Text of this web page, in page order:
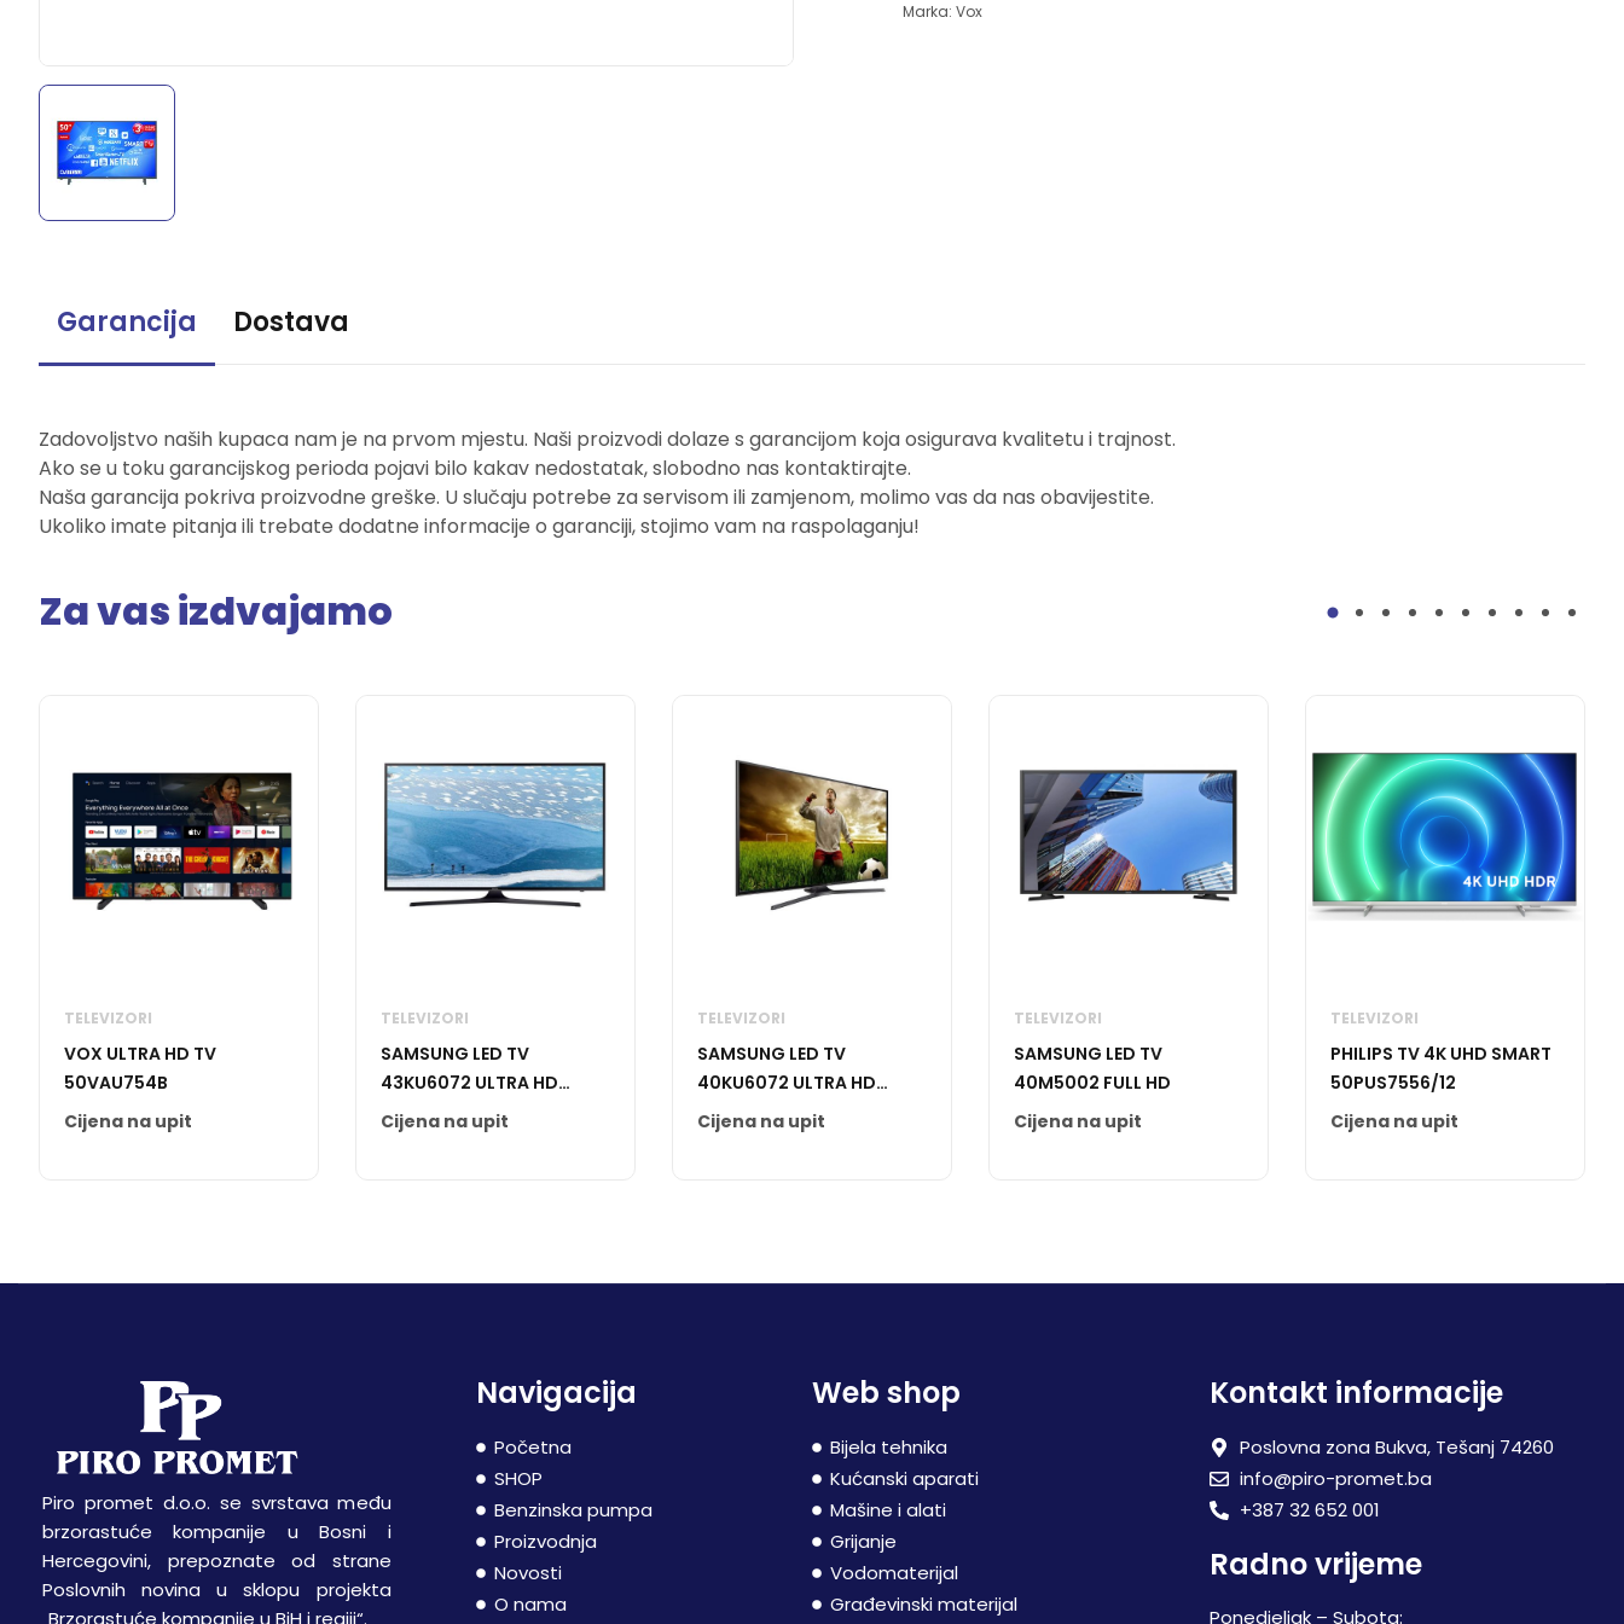
Marka: Vox
Garancija Dostava
Zadovoljstvo naših kupaca nam je na prvom mjestu. Naši proizvodi dolaze s garancijom koja osigurava kvalitetu i trajnost.
Ako se u toku garancijskog perioda pojavi bilo kakav nedostatak, slobodno nas kontaktirajte.
Naša garancija pokriva proizvodne greške. U slučaju potrebe za servisom ili zamjenom, molimo vas da nas obavijestite.
Ukoliko imate pitanja ili trebate dodatne informacije o garanciji, stojimo vam na raspolaganju!
Za vas izdvajamo
TELEVIZORI
VOX ULTRA HD TV
50VAU754B
Cijena na upit
TELEVIZORI
SAMSUNG LED TV
43KU6072 ULTRA HD
SMART
Cijena na upit
TELEVIZORI
SAMSUNG LED TV
40KU6072 ULTRA HD
SMART
Cijena na upit
TELEVIZORI
SAMSUNG LED TV
40M5002 FULL HD
Cijena na upit
TELEVIZORI
PHILIPS TV 4K UHD SMART
50PUS7556/12
Cijena na upit
Piro promet d.o.o. se svrstava među
brzorastuće kompanije u Bosni i
Hercegovini, prepoznate od strane
Poslovnih novina u sklopu projekta
Navigacija
Početna
SHOP
Benzinska pumpa
Proizvodnja
Novosti
O nama
Web shop
Bijela tehnika
Kućanski aparati
Mašine i alati
Grijanje
Vodomaterijal
Građevinski materijal
Kontakt informacije
Poslovna zona Bukva, Tešanj 74260
info@piro-promet.ba
+387 32 652 001
Radno vrijeme
Ponedjeljak – Subota: